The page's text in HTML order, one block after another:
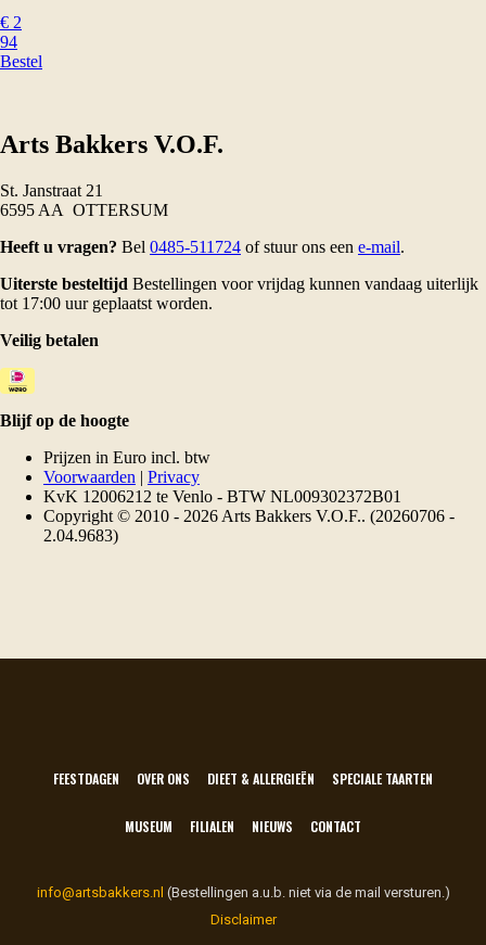
FEESTDAGEN OVER ONS DIEET & ALLERGIEËN SPECIALE TAARTEN
MUSEUM FILIALEN NIEUWS CONTACT
info@artsbakkers.nl (Bestellingen a.u.b. niet via de mail versturen.)
Disclaimer